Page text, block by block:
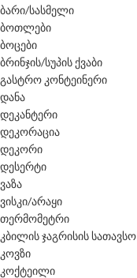
ბარი/სასმელი
ბოთლები
ბოცები
ბრინჯის/სუპის ქვაბი
გასტრო კონტეინერი
დანა
დეკანტერი
დეკორაცია
დეკორი
დესერტი
ვაზა
ვისკი/არაყი
თერმომეტრი
კბილის ჯაგრისის სათავსო
კოვზი
კოქტეილი